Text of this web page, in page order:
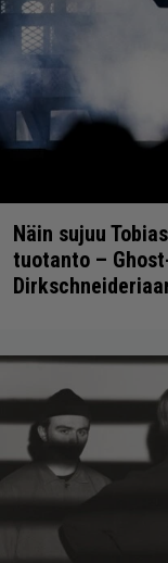
Näin sujuu
tuotanto –